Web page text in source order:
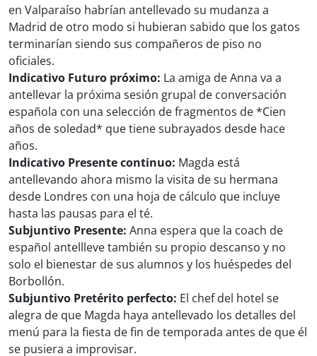
en Valparaíso habrían antellevado su mudanza a
Madrid de otro modo si hubieran sabido que los gatos
terminarían siendo sus compañeros de piso no
oficiales.
Indicativo Futuro próximo: La amiga de Anna va a
antellevar la próxima sesión grupal de conversación
española con una selección de fragmentos de *Cien
años de soledad* que tiene subrayados desde hace
años.
Indicativo Presente continuo: Magda está
antellevando ahora mismo la visita de su hermana
desde Londres con una hoja de cálculo que incluye
hasta las pausas para el té.
Subjuntivo Presente: Anna espera que la coach de
español antellleve también su propio descanso y no
solo el bienestar de sus alumnos y los huéspedes del
Borbollón.
Subjuntivo Pretérito perfecto: El chef del hotel se
alegra de que Magda haya antellevado los detalles del
menú para la fiesta de fin de temporada antes de que él
se pusiera a improvisar.